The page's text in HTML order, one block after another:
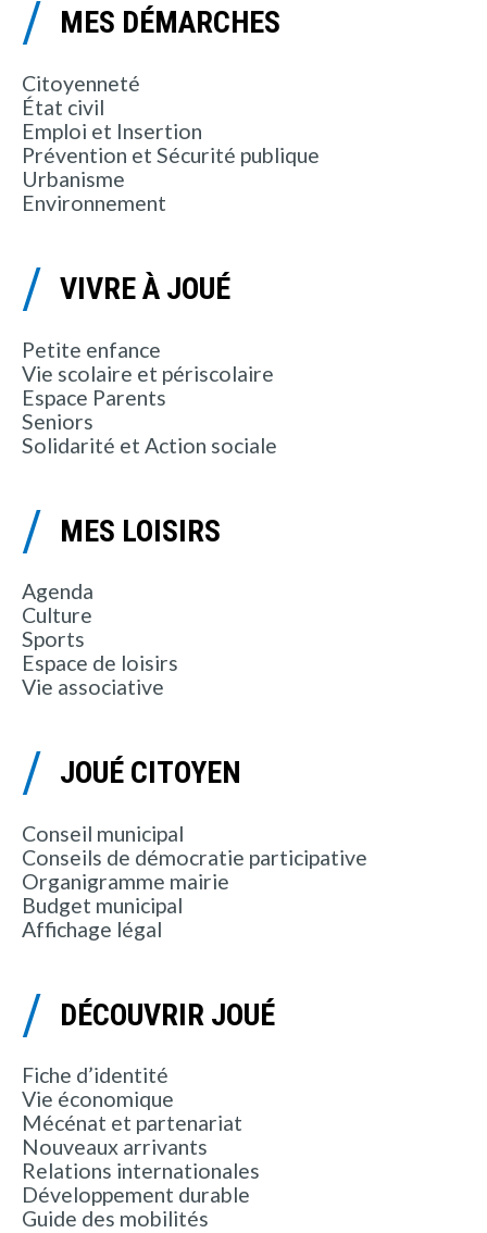
MES DÉMARCHES
Citoyenneté
État civil
Emploi et Insertion
Prévention et Sécurité publique
Urbanisme
Environnement
VIVRE À JOUÉ
Petite enfance
Vie scolaire et périscolaire
Espace Parents
Seniors
Solidarité et Action sociale
MES LOISIRS
Agenda
Culture
Sports
Espace de loisirs
Vie associative
JOUÉ CITOYEN
Conseil municipal
Conseils de démocratie participative
Organigramme mairie
Budget municipal
Affichage légal
DÉCOUVRIR JOUÉ
Fiche d’identité
Vie économique
Mécénat et partenariat
Nouveaux arrivants
Relations internationales
Développement durable
Guide des mobilités